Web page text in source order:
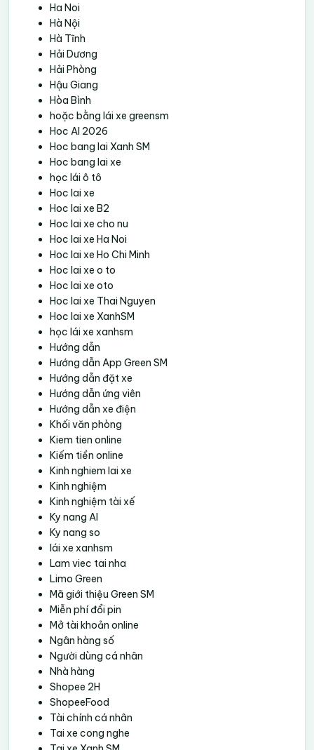
Ha Noi
Hà Nội
Hà Tĩnh
Hải Dương
Hải Phòng
Hậu Giang
Hòa Bình
hoặc bằng lái xe greensm
Hoc AI 2026
Hoc bang lai Xanh SM
Hoc bang lai xe
học lái ô tô
Hoc lai xe
Hoc lai xe B2
Hoc lai xe cho nu
Hoc lai xe Ha Noi
Hoc lai xe Ho Chi Minh
Hoc lai xe o to
Hoc lai xe oto
Hoc lai xe Thai Nguyen
Hoc lai xe XanhSM
học lái xe xanhsm
Hướng dẫn
Hướng dẫn App Green SM
Hướng dẫn đặt xe
Hướng dẫn ứng viên
Hướng dẫn xe điện
Khối văn phòng
Kiem tien online
Kiếm tiền online
Kinh nghiem lai xe
Kinh nghiệm
Kinh nghiệm tài xế
Ky nang AI
Ky nang so
lái xe xanhsm
Lam viec tai nha
Limo Green
Mã giới thiệu Green SM
Miễn phí đổi pin
Mở tài khoản online
Ngân hàng số
Người dùng cá nhân
Nhà hàng
Shopee 2H
ShopeeFood
Tài chính cá nhân
Tai xe cong nghe